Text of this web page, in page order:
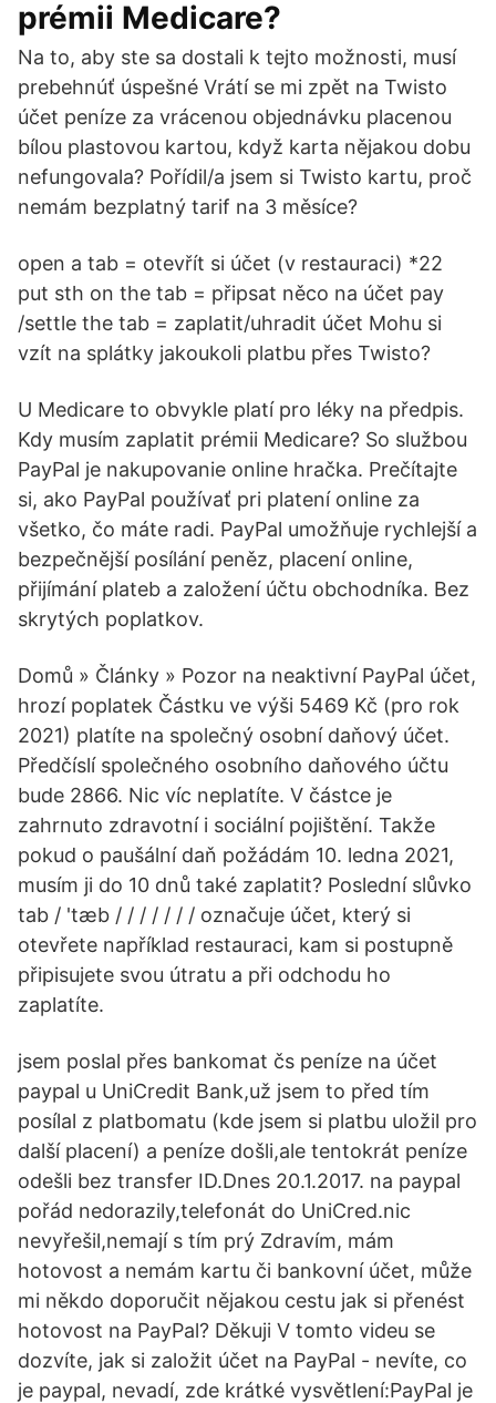
prémii Medicare?
Na to, aby ste sa dostali k tejto možnosti, musí
prebehnúť úspešné Vrátí se mi zpět na Twisto
účet peníze za vrácenou objednávku placenou
bílou plastovou kartou, když karta nějakou dobu
nefungovala? Pořídil/a jsem si Twisto kartu, proč
nemám bezplatný tarif na 3 měsíce?
open a tab = otevřít si účet (v restauraci) *22
put sth on the tab = připsat něco na účet pay
/settle the tab = zaplatit/uhradit účet Mohu si
vzít na splátky jakoukoli platbu přes Twisto?
U Medicare to obvykle platí pro léky na předpis.
Kdy musím zaplatit prémii Medicare? So službou
PayPal je nakupovanie online hračka. Prečítajte
si, ako PayPal používať pri platení online za
všetko, čo máte radi. PayPal umožňuje rychlejší a
bezpečnější posílání peněz, placení online,
přijímání plateb a založení účtu obchodníka. Bez
skrytých poplatkov.
Domů » Články » Pozor na neaktivní PayPal účet,
hrozí poplatek Částku ve výši 5469 Kč (pro rok
2021) platíte na společný osobní daňový účet.
Předčíslí společného osobního daňového účtu
bude 2866. Nic víc neplatíte. V částce je
zahrnuto zdravotní i sociální pojištění. Takže
pokud o paušální daň požádám 10. ledna 2021,
musím ji do 10 dnů také zaplatit? Poslední slůvko
tab / 'tæb / / / / / / / označuje účet, který si
otevřete například restauraci, kam si postupně
připisujete svou útratu a při odchodu ho
zaplatíte.
jsem poslal přes bankomat čs peníze na účet
paypal u UniCredit Bank,už jsem to před tím
posílal z platbomatu (kde jsem si platbu uložil pro
další placení) a peníze došli,ale tentokrát peníze
odešli bez transfer ID.Dnes 20.1.2017. na paypal
pořád nedorazily,telefonát do UniCred.nic
nevyřešil,nemají s tím prý Zdravím, mám
hotovost a nemám kartu či bankovní účet, může
mi někdo doporučit nějakou cestu jak si přenést
hotovost na PayPal? Děkuji V tomto videu se
dozvíte, jak si založit účet na PayPal - nevíte, co
je paypal, nevadí, zde krátké vysvětlení:PayPal je